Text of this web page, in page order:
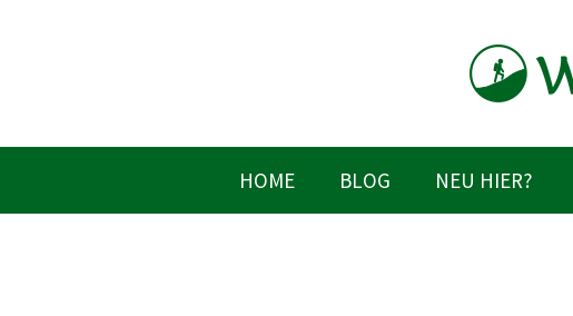
HOME BLOG NEU HIER?